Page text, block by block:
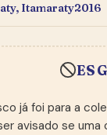
Itamaraty2016
já foi para a
avisado se uma